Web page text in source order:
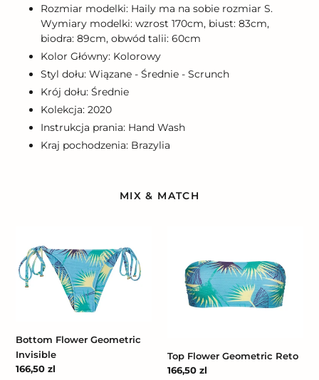
Rozmiar modelki: Haily ma na sobie rozmiar S.
Wymiary modelki: wzrost 170cm, biust: 83cm,
biodra: 89cm, obwód talii: 60cm
Kolor Główny: Kolorowy
Styl dołu: Wiązane - Średnie - Scrunch
Krój dołu: Średnie
Kolekcja: 2020
Instrukcja prania: Hand Wash
Kraj pochodzenia: Brazylia
MIX & MATCH
Flower
Geometric
Invisible
Bottom Flower Geometric
Invisible
Cena
166,50 zl
Geometric
Reto
Top Flower Geometric Reto
Cena
166,50 zl